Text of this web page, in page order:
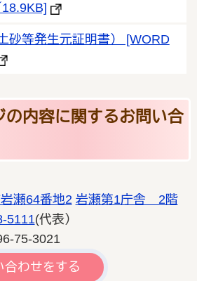
砂等発生元証明書） [WORD
の内容に関するお問い合
瀬64番地2 岩瀬第1庁舎 2階
5111(代表）
75-3021
合わせをする